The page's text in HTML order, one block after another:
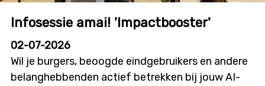
Infosessie amai! 'Impactbooster'
02-07-2026
Wil je burgers, beoogde eindgebruikers en andere
belanghebbenden actief betrekken bij jouw AI-